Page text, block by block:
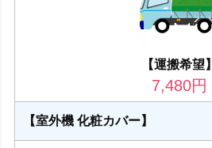
【運搬希望】
7,480円
【室外機 化粧カバー】